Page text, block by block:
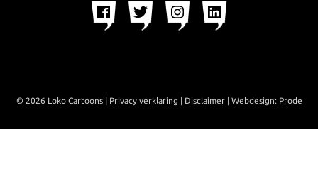
© 2026 Loko Cartoons | Privacy verklaring | Disclaimer| Webdesign: Prode